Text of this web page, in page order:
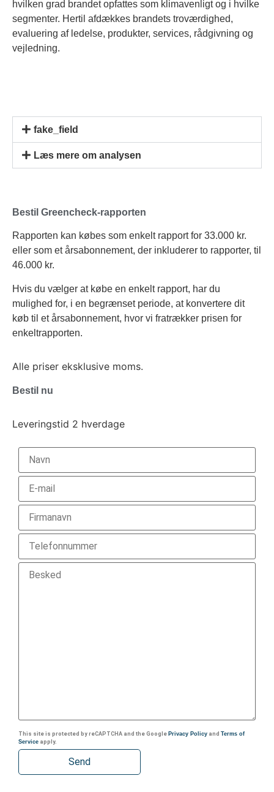
hvilken grad brandet opfattes som klimavenligt og i hvilke
segmenter. Hertil afdækkes brandets troværdighed,
evaluering af ledelse, produkter, services, rådgivning og
vejledning.
fake_field
Læs mere om analysen
Bestil Greencheck-rapporten
Rapporten kan købes som enkelt rapport for 33.000 kr.
eller som et årsabonnement, der inkluderer to rapporter, til
46.000 kr.
Hvis du vælger at købe en enkelt rapport, har du
mulighed for, i en begrænset periode, at konvertere dit
køb til et årsabonnement, hvor vi fratrækker prisen for
enkeltrapporten.
Alle priser eksklusive moms.
Bestil nu
Leveringstid 2 hverdage
This site is protected by reCAPTCHA and the Google Privacy Policy and Terms of
Service apply.